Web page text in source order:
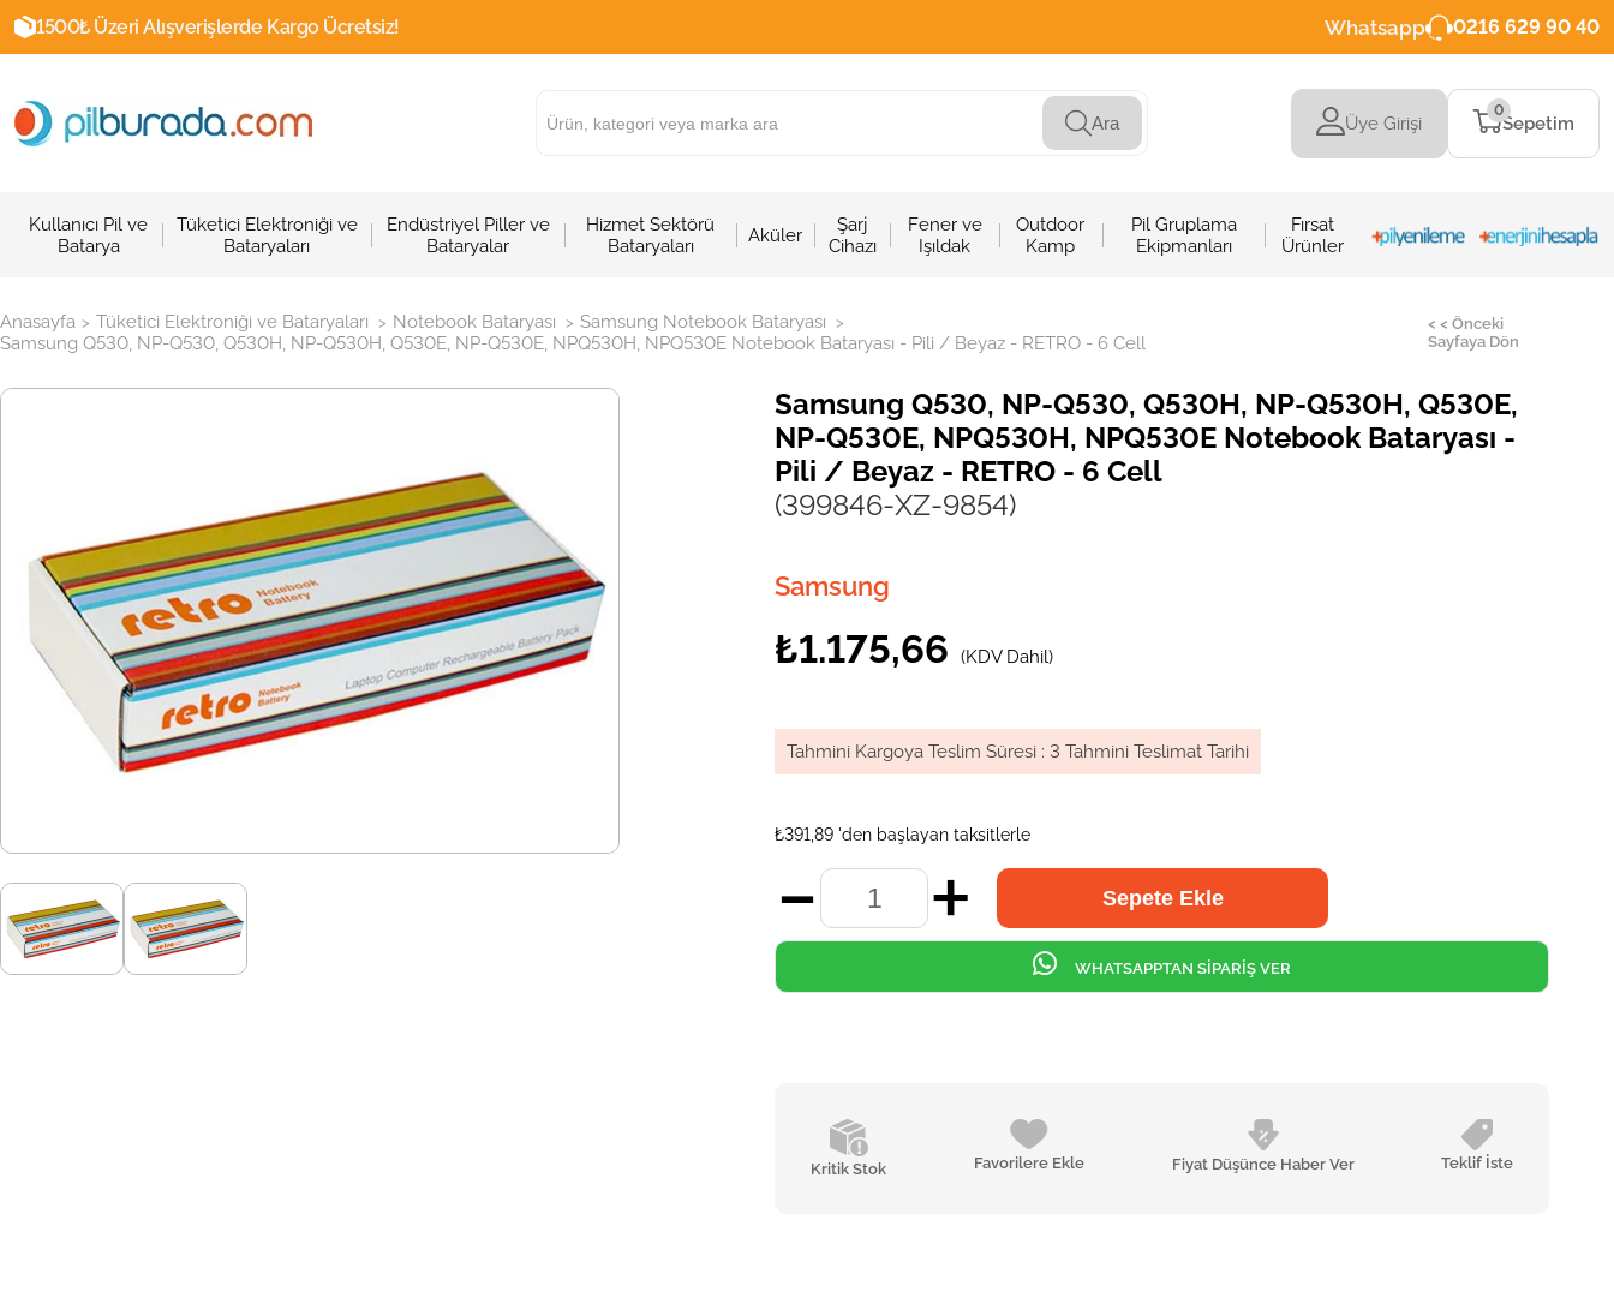
1500₺ Üzeri Alışverişlerde Kargo Ücretsiz! Whatsapp 0216 629 90 40
Ara Üye Girişi Sepetim
0
Kullanıcı Pil ve
Batarya
Tüketici Elektroniği ve
Bataryaları
Endüstriyel Piller ve
Bataryalar
Hizmet Sektörü
Bataryaları
Aküler
Şarj
Cihazı
Fener ve
Işıldak
Outdoor
Kamp
Pil Gruplama
Ekipmanları
Fırsat
Ürünler
Anasayfa > Tüketici Elektroniği ve Bataryaları > Notebook Bataryası > Samsung Notebook Bataryası >
Samsung Q530, NP-Q530, Q530H, NP-Q530H, Q530E, NP-Q530E, NPQ530H, NPQ530E Notebook Bataryası - Pili / Beyaz - RETRO - 6 Cell
< < Önceki
Sayfaya Dön
Samsung Q530, NP-Q530, Q530H, NP-Q530H, Q530E,
NP-Q530E, NPQ530H, NPQ530E Notebook Bataryası -
Pili / Beyaz - RETRO - 6 Cell
(399846-XZ-9854)
Samsung
₺1.175,66 (KDV Dahil)
Tahmini Kargoya Teslim Süresi : 3 Tahmini Teslimat Tarihi
₺391,89 'den başlayan taksitlerle
Kritik Stok Favorilere Ekle Fiyat Düşünce Haber Ver Teklif İste
WHATSAPPTAN SİPARİŞ VER